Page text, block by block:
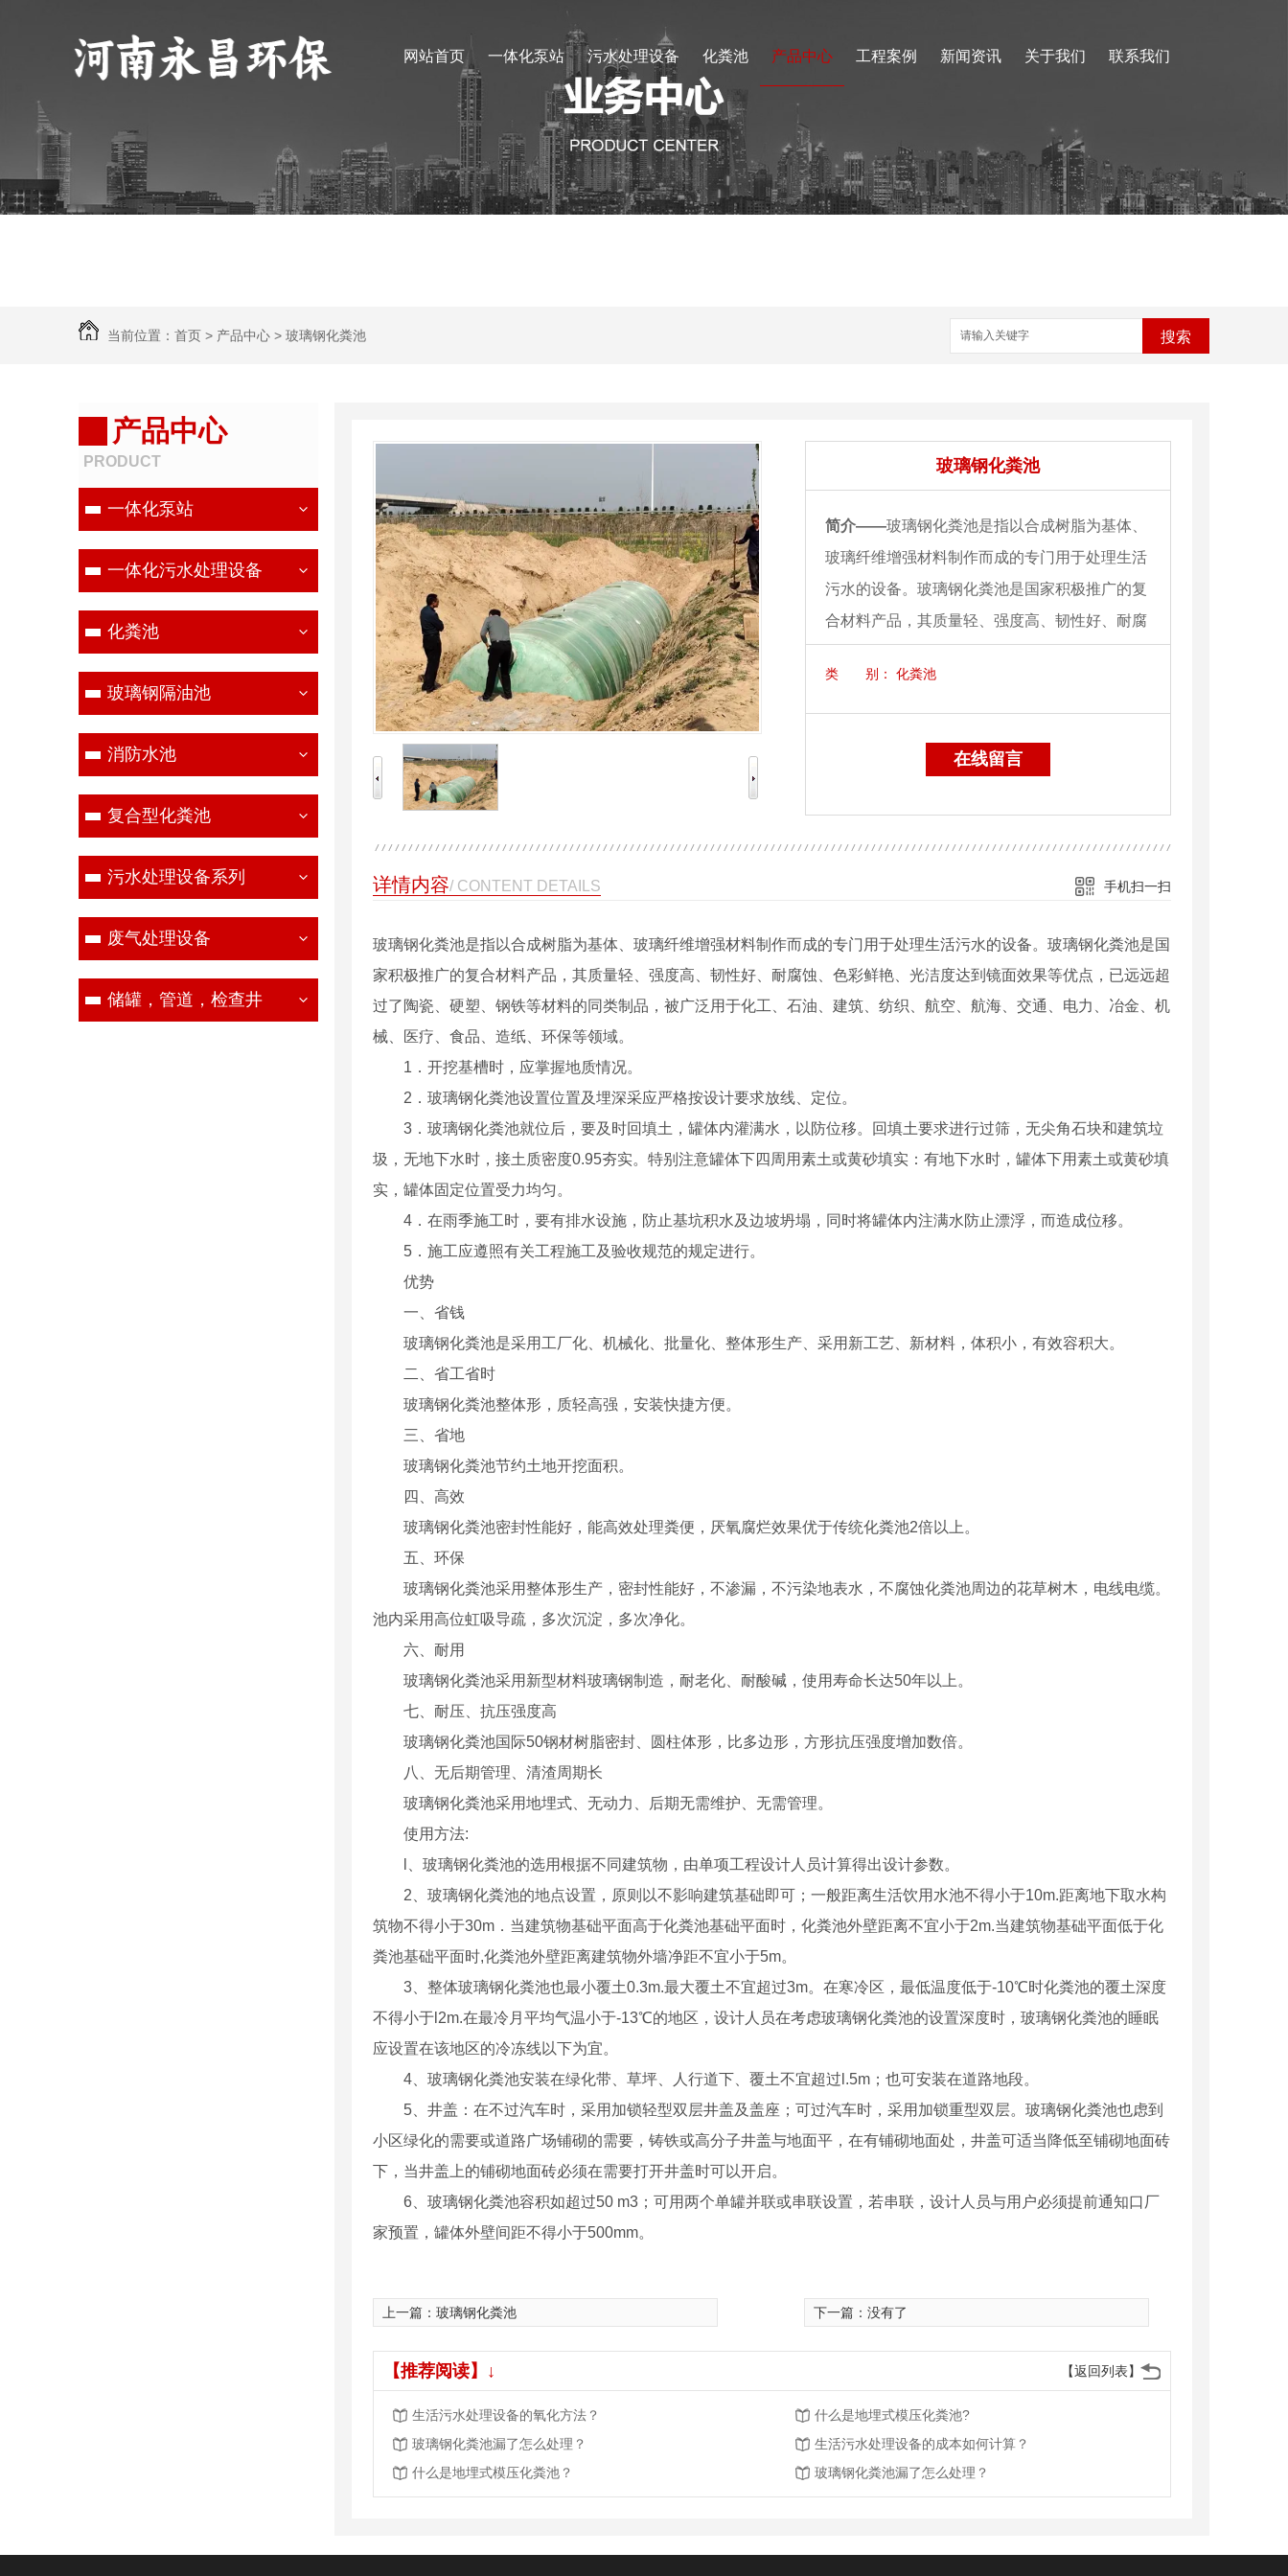
网站首页 一体化泵站 污水处理设备 化粪池 产品中心 工程案例 新闻资讯 关于我们 联系我们
当前位置： 首页 > 产品中心 > 玻璃钢化粪池 搜索
产品中心
PRODUCT
一体化泵站
一体化污水处理设备
化粪池
玻璃钢隔油池
消防水池
复合型化粪池
污水处理设备系列
废气处理设备
储罐，管道，检查井
玻璃钢化粪池
简介——玻璃钢化粪池是指以合成树脂为基体、
玻璃纤维增强材料制作而成的专门用于处理生活
污水的设备。玻璃钢化粪池是国家积极推广的复
合材料产品，其质量轻、强度高、韧性好、耐腐
类 别： 化粪池
在线留言
详情内容/ CONTENT DETAILS 手机扫一扫
玻璃钢化粪池是指以合成树脂为基体、玻璃纤维增强材料制作而成的专门用于处理生活污水的设备。玻璃钢化粪池是国
家积极推广的复合材料产品，其质量轻、强度高、韧性好、耐腐蚀、色彩鲜艳、光洁度达到镜面效果等优点，已远远超
过了陶瓷、硬塑、钢铁等材料的同类制品，被广泛用于化工、石油、建筑、纺织、航空、航海、交通、电力、冶金、机
械、医疗、食品、造纸、环保等领域。
1．开挖基槽时，应掌握地质情况。
2．玻璃钢化粪池设置位置及埋深采应严格按设计要求放线、定位。
3．玻璃钢化粪池就位后，要及时回填土，罐体内灌满水，以防位移。回填土要求进行过筛，无尖角石块和建筑垃
圾，无地下水时，接土质密度0.95夯实。特别注意罐体下四周用素土或黄砂填实：有地下水时，罐体下用素土或黄砂填
实，罐体固定位置受力均匀。
4．在雨季施工时，要有排水设施，防止基坑积水及边坡坍塌，同时将罐体内注满水防止漂浮，而造成位移。
5．施工应遵照有关工程施工及验收规范的规定进行。
优势
一、省钱
玻璃钢化粪池是采用工厂化、机械化、批量化、整体形生产、采用新工艺、新材料，体积小，有效容积大。
二、省工省时
玻璃钢化粪池整体形，质轻高强，安装快捷方便。
三、省地
玻璃钢化粪池节约土地开挖面积。
四、高效
玻璃钢化粪池密封性能好，能高效处理粪便，厌氧腐烂效果优于传统化粪池2倍以上。
五、环保
玻璃钢化粪池采用整体形生产，密封性能好，不渗漏，不污染地表水，不腐蚀化粪池周边的花草树木，电线电缆。
池内采用高位虹吸导疏，多次沉淀，多次净化。
六、耐用
玻璃钢化粪池采用新型材料玻璃钢制造，耐老化、耐酸碱，使用寿命长达50年以上。
七、耐压、抗压强度高
玻璃钢化粪池国际50钢材树脂密封、圆柱体形，比多边形，方形抗压强度增加数倍。
八、无后期管理、清渣周期长
玻璃钢化粪池采用地埋式、无动力、后期无需维护、无需管理。
使用方法:
l、玻璃钢化粪池的选用根据不同建筑物，由单项工程设计人员计算得出设计参数。
2、玻璃钢化粪池的地点设置，原则以不影响建筑基础即可；一般距离生活饮用水池不得小于10m.距离地下取水构
筑物不得小于30m．当建筑物基础平面高于化粪池基础平面时，化粪池外壁距离不宜小于2m.当建筑物基础平面低于化
粪池基础平面时,化粪池外壁距离建筑物外墙净距不宜小于5m。
3、整体玻璃钢化粪池也最小覆土0.3m.最大覆土不宜超过3m。在寒冷区，最低温度低于-10℃时化粪池的覆土深度
不得小于l2m.在最冷月平均气温小于-13℃的地区，设计人员在考虑玻璃钢化粪池的设置深度时，玻璃钢化粪池的睡眠
应设置在该地区的冷冻线以下为宜。
4、玻璃钢化粪池安装在绿化带、草坪、人行道下、覆土不宜超过l.5m；也可安装在道路地段。
5、井盖：在不过汽车时，采用加锁轻型双层井盖及盖座；可过汽车时，采用加锁重型双层。玻璃钢化粪池也虑到
小区绿化的需要或道路广场铺砌的需要，铸铁或高分子井盖与地面平，在有铺砌地面处，井盖可适当降低至铺砌地面砖
下，当井盖上的铺砌地面砖必须在需要打开井盖时可以开启。
6、玻璃钢化粪池容积如超过50 m3；可用两个单罐并联或串联设置，若串联，设计人员与用户必须提前通知口厂
家预置，罐体外壁间距不得小于500mm。
上一篇： 玻璃钢化粪池 下一篇：没有了
【返回列表】
【推荐阅读】↓
生活污水处理设备的氧化方法？
什么是地埋式模压化粪池?
玻璃钢化粪池漏了怎么处理？
生活污水处理设备的成本如何计算？
什么是地埋式模压化粪池？
玻璃钢化粪池漏了怎么处理？